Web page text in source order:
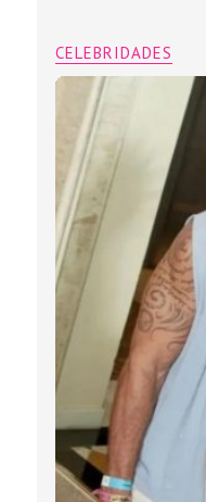
CELEBRIDADES